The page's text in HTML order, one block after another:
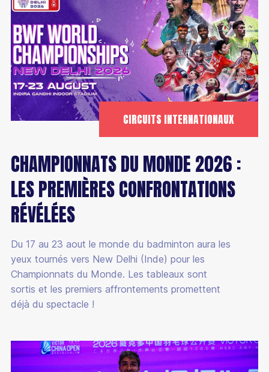
CIRCUITS INTERNATIONAUX
CHAMPIONNATS DU MONDE 2026 :
LES PREMIÈRES CONFRONTATIONS
RÉVÉLÉES
Du 17 au 23 aout le monde du badminton aura les
yeux tournés vers New Delhi (Inde) pour les
Championnats du Monde. Les tableaux sont
sortis et les premiers affrontements promettent
déjà du spectacle !